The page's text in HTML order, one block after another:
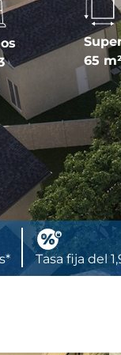
65
Tasa fija del